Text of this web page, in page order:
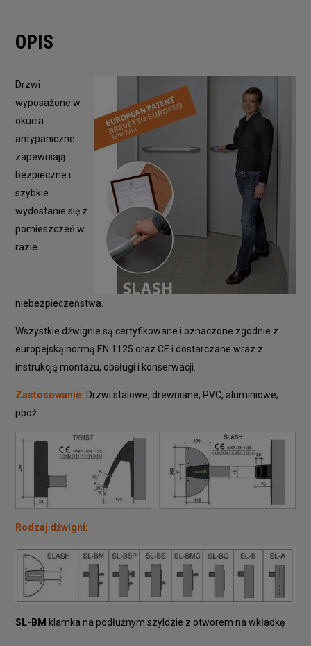
OPIS
Drzwi
wyposażone w
okucia
antypaniczne
zapewniają
bezpieczne i
szybkie
wydostanie się z
pomieszczeń w
razie
niebezpieczeństwa.
Wszystkie dźwignie są certyfikowane i oznaczone zgodnie z
europejską normą EN 1125 oraz CE i dostarczane wraz z
instrukcją montażu, obsługi i konserwacji.
Zastosowanie: Drzwi stalowe, drewniane, PVC, aluminiowe;
ppoż
Rodzaj dźwigni:
SL-BM klamka na podłużnym szyldzie z otworem na wkładkę